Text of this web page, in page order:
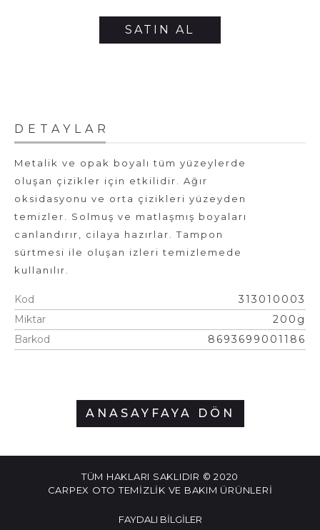
SATIN AL
DETAYLAR
Metalik ve opak boyalı tüm yüzeylerde
oluşan çizikler için etkilidir. Ağır
oksidasyonu ve orta çizikleri yüzeyden
temizler. Solmuş ve matlaşmış boyaları
canlandırır, cilaya hazırlar. Tampon
sürtmesi ile oluşan izleri temizlemede
kullanılır.
Kod
313010003
Miktar
200g
Barkod
8693699001186
ANASAYFAYA DÖN
TÜM HAKLARI SAKLIDIR © 2020
CARPEX OTO TEMİZLİK VE BAKIM ÜRÜNLERİ
FAYDALI BILGILER